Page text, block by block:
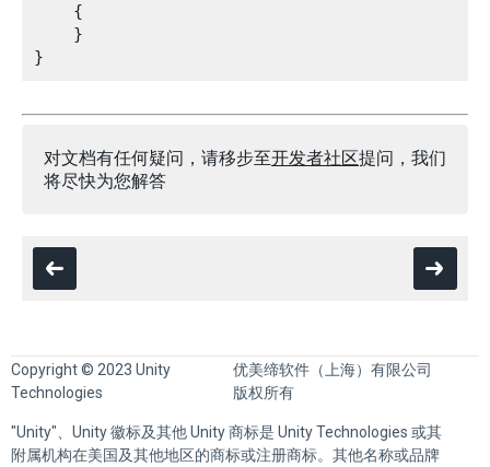
    {
    }
对文档有任何疑问，请移步至开发者社区提问，我们
将尽快为您解答
Copyright © 2023 Unity
Technologies
优美缔软件（上海）有限公司
版权所有
"Unity"、Unity 徽标及其他 Unity 商标是 Unity Technologies 或其
附属机构在美国及其他地区的商标或注册商标。其他名称或品牌